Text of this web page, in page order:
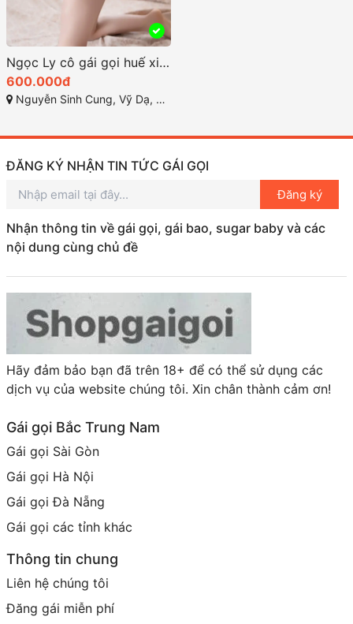
Ngọc Ly cô gái gọi huế xinh đẹp hoàn mỹ số 1
600.000đ
Nguyễn Sinh Cung, Vỹ Dạ, Huế, Thừa Thiên Huế
ĐĂNG KÝ NHẬN TIN TỨC GÁI GỌI
Đăng ký
Nhận thông tin về gái gọi, gái bao, sugar baby và các
nội dung cùng chủ đề
Hãy đảm bảo bạn đã trên 18+ để có thể sử dụng các
dịch vụ của website chúng tôi. Xin chân thành cảm ơn!
Gái gọi Bắc Trung Nam
Gái gọi Sài Gòn
Gái gọi Hà Nội
Gái gọi Đà Nẵng
Gái gọi các tỉnh khác
Thông tin chung
Liên hệ chúng tôi
Đăng gái miễn phí